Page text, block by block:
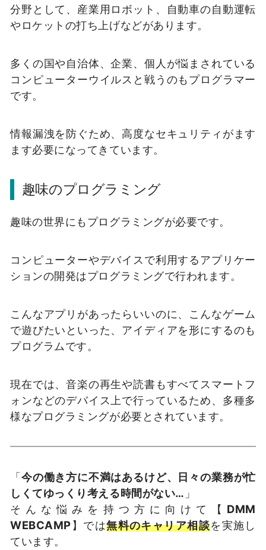
分野として、産業用ロボット、自動車の自動運転
やロケットの打ち上げなどがあります。
多くの国や自治体、企業、個人が悩まされている
コンピューターウイルスと戦うのもプログラマー
です。
情報漏洩を防ぐため、高度なセキュリティがます
ます必要になってきています。
趣味のプログラミング
趣味の世界にもプログラミングが必要です。
コンピューターやデバイスで利用するアプリケー
ションの開発はプログラミングで行われます。
こんなアプリがあったらいいのに、こんなゲーム
で遊びたいといった、アイディアを形にするのも
プログラムです。
現在では、音楽の再生や読書もすべてスマートフ
ォンなどのデバイス上で行っているため、多種多
様なプログラミングが必要とされています。
「今の働き方に不満はあるけど、日々の業務が忙
しくてゆっくり考える時間がない… 」
そんな悩みを持つ方に向けて【 DMM
WEBCAMP】では無料のキャリア相談を実施し
ています。